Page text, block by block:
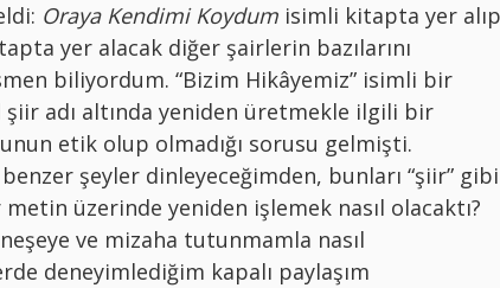
Oraya Kendimi Koydum isimli kitapta yer alıp
yer alacak diğer şairlerin bazılarını
biliyordum. “Bizim Hikâyemiz” isimli bir
adı altında yeniden üretmekle ilgili bir
etik olup olmadığı sorusu gelmişti.
şeyler dinleyeceğimden, bunları “şiir” gibi
üzerinde yeniden işlemek nasıl olacaktı?
ve mizaha tutunmamla nasıl
deneyimlediğim kapalı paylaşım